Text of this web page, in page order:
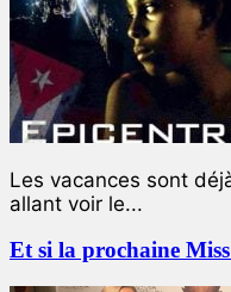
Les vacances sont
allant voir le...
Et si la prochaine